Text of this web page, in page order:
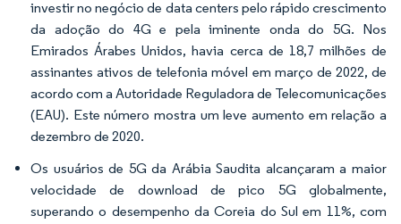
investir no negócio de data centers pelo rápido crescimento
da adoção do 4G e pela iminente onda do 5G. Nos
Emirados Árabes Unidos, havia cerca de 18,7 milhões de
assinantes ativos de telefonia móvel em março de 2022, de
acordo com a Autoridade Reguladora de Telecomunicações
(EAU). Este número mostra um leve aumento em relação a
dezembro de 2020.
Os usuários de 5G da Arábia Saudita alcançaram a maior
velocidade de download de pico 5G globalmente,
superando o desempenho da Coreia do Sul em 11%, com